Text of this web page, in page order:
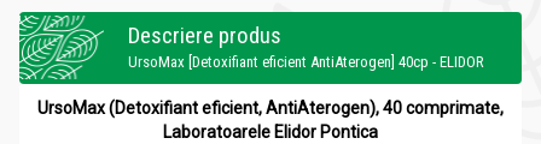
Descriere produs
UrsoMax [Detoxifiant eficient AntiAterogen] 40cp - ELIDOR
UrsoMax (Detoxifiant eficient, AntiAterogen), 40 comprimate,
Laboratoarele Elidor Pontica